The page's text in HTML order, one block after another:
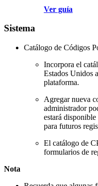
Ver guía
Sistema
Catálogo de Códigos
Incorpora el
Estados Unidos
plataforma.
Agregar nueva
administrador
estará
para futuros
El catálogo de
formularios de
Nota